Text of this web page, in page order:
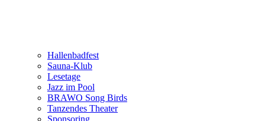
Hallenbadfest
Sauna-Klub
Lesetage
Jazz im Pool
BRAWO Song Birds
Tanzendes Theater
Sponsoring